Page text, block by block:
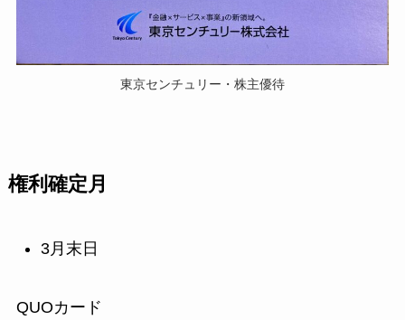
東京センチュリー・株主優待
権利確定月
3月末日
QUOカード